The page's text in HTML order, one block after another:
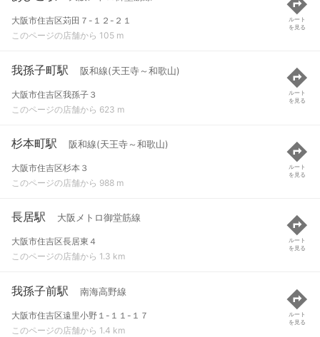
大阪市住吉区苅田７-１２-２１
このページの店舗から 105 m
ルート
を見る
我孫子町駅 阪和線(天王寺～和歌山)
大阪市住吉区我孫子３
このページの店舗から 623 m
ルート
を見る
杉本町駅 阪和線(天王寺～和歌山)
大阪市住吉区杉本３
このページの店舗から 988 m
ルート
を見る
長居駅 大阪メトロ御堂筋線
大阪市住吉区長居東４
このページの店舗から 1.3 km
ルート
を見る
我孫子前駅 南海高野線
大阪市住吉区遠里小野１-１１-１７
このページの店舗から 1.4 km
ルート
を見る